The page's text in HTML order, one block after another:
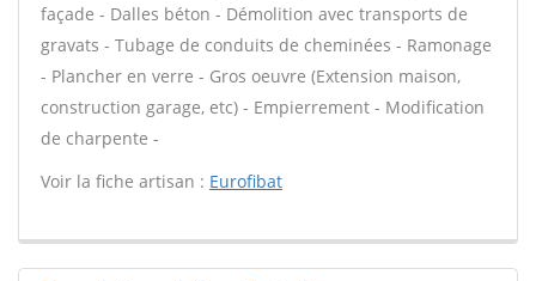
façade - Dalles béton - Démolition avec transports de
gravats - Tubage de conduits de cheminées - Ramonage
- Plancher en verre - Gros oeuvre (Extension maison,
construction garage, etc) - Empierrement - Modification
de charpente -
Voir la fiche artisan : Eurofibat